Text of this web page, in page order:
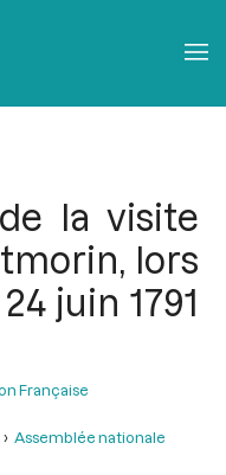
la visite
lors
juin 1791
Française
Assemblée nationale